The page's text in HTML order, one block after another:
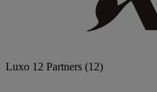
Luxo 12 Partners (12)